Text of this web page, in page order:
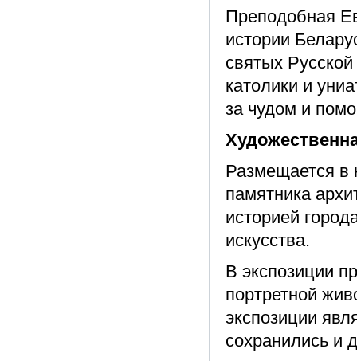
Преподобная
истории
святых
католики и
за чудом и
Размещается в
памятника
историей
искусства.
В экспозиции
портретной
экспозиции
сохранились и